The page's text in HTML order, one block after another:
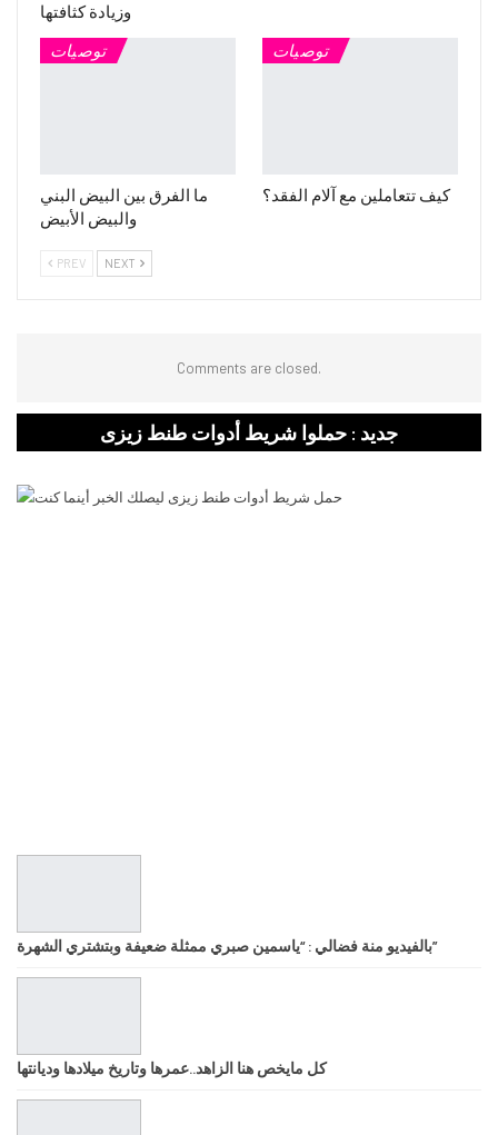
وزيادة كثافتها
توصيات
ما الفرق بين البيض البني
والبيض الأبيض
توصيات
كيف تتعاملين مع آلام الفقد؟
PREV NEXT
Comments are closed.
جديد : حملوا شريط أدوات طنط زيزى
بالفيديو منة فضالي : “ياسمين صبري ممثلة ضعيفة وبتشتري الشهرة”
كل مايخص هنا الزاهد..عمرها وتاريخ ميلادها وديانتها